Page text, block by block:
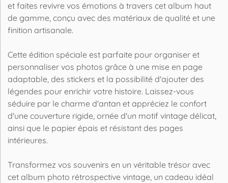
et faites revivre vos émotions à travers cet album haut
de gamme, conçu avec des matériaux de qualité et une
finition artisanale.
Cette édition spéciale est parfaite pour organiser et
personnaliser vos photos grâce à une mise en page
adaptable, des stickers et la possibilité d'ajouter des
légendes pour enrichir votre histoire. Laissez-vous
séduire par le charme d'antan et appréciez le confort
d'une couverture rigide, ornée d'un motif vintage délicat,
ainsi que le papier épais et résistant des pages
intérieures.
Transformez vos souvenirs en un véritable trésor avec
cet album photo rétrospective vintage, un cadeau idéal